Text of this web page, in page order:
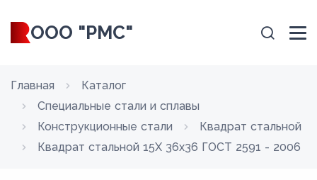
ООО "РМС"
Главная
Каталог
Специальные стали и сплавы
Конструкционные стали
Квадрат стальной
Квадрат стальной 15Х 36x36 ГОСТ 2591 - 2006